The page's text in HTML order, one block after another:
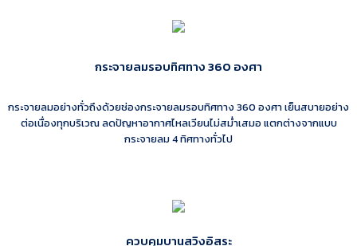
กระจายลมรอบทิศทาง 360 องศา
กระจายลมอย่างทั่วถึงด้วยช่องกระจายลมรอบทิศทาง 360 องศา เย็นสบายอย่าง
ต่อเนื่องทุกบริเวณ ลดปัญหาอากาศไหลเวียนไม่สม่ำเสมอ แตกต่างจากแบบ
กระจายลม 4 ทิศทางทั่วไป
ควบคุมบานสวิงอิสระ